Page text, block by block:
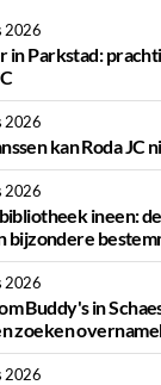
2026
in Parkstad:
2026
kan Roda JC
2026
ineen:
bijzondere
2026
Buddy's in
zoeken
2026